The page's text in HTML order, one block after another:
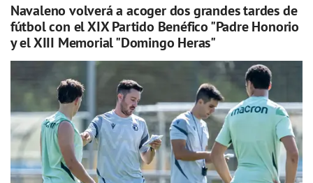
Navaleno volverá a acoger dos grandes tardes de
fútbol con el XIX Partido Benéfico "Padre Honorio
y el XIII Memorial "Domingo Heras"